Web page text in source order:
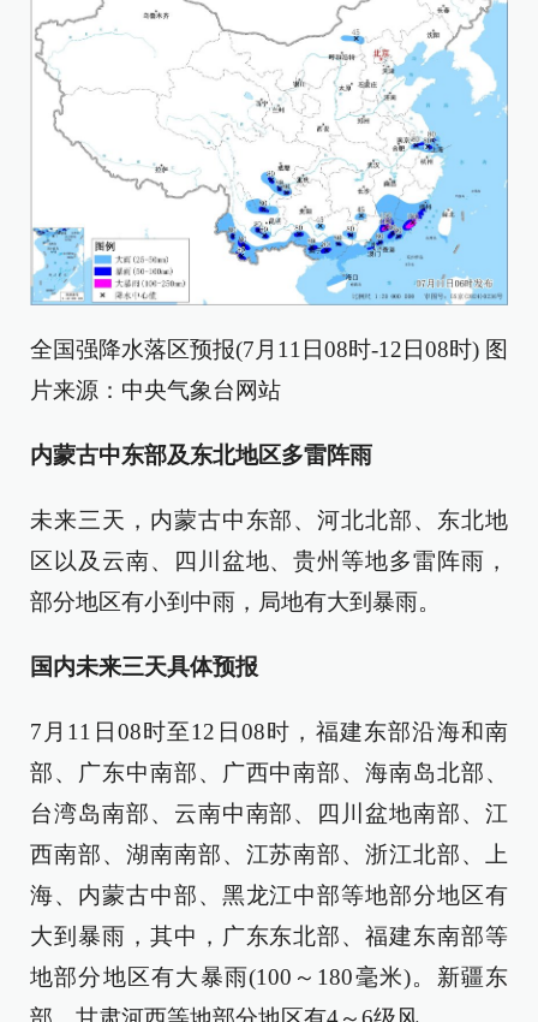
全国强降水落区预报(7月11日08时-12日08时) 图
片来源：中央气象台网站
内蒙古中东部及东北地区多雷阵雨
未来三天，内蒙古中东部、河北北部、东北地
区以及云南、四川盆地、贵州等地多雷阵雨，
部分地区有小到中雨，局地有大到暴雨。
国内未来三天具体预报
7月11日08时至12日08时，福建东部沿海和南
部、广东中南部、广西中南部、海南岛北部、
台湾岛南部、云南中南部、四川盆地南部、江
西南部、湖南南部、江苏南部、浙江北部、上
海、内蒙古中部、黑龙江中部等地部分地区有
大到暴雨，其中，广东东北部、福建东南部等
地部分地区有大暴雨(100～180毫米)。新疆东